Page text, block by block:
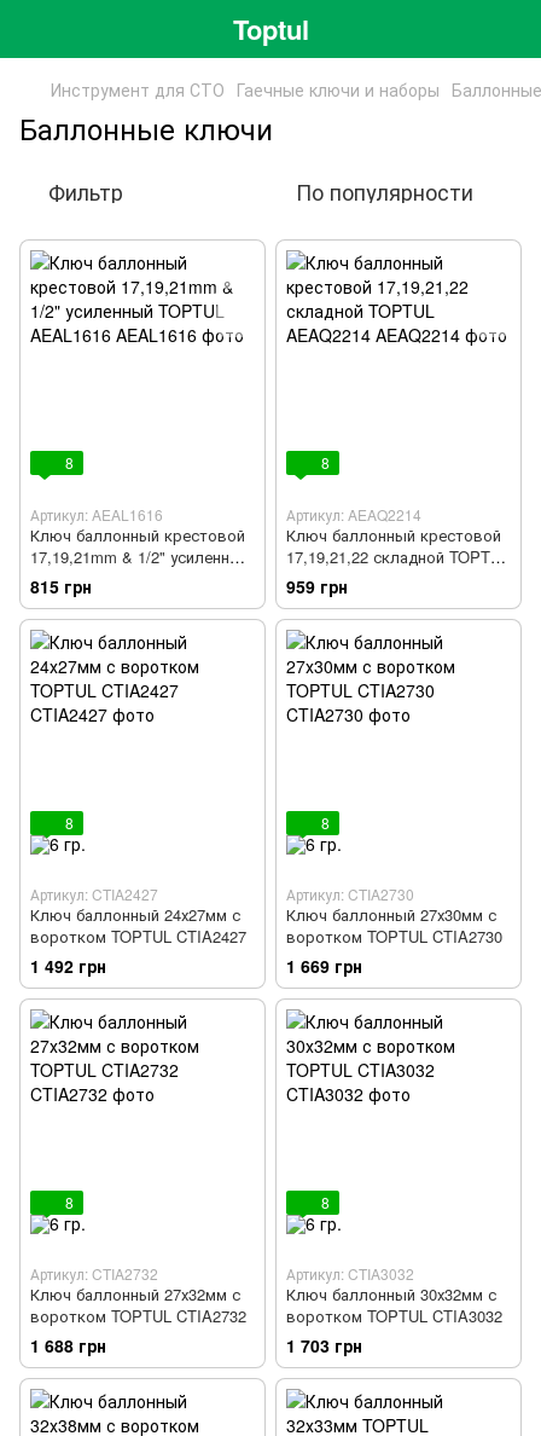
Toptul
Инструмент для СТО Гаечные ключи и наборы
Баллонные ключи
Фильтр По популярности
8
Артикул: AEAL1616
Ключ баллонный крестовой
17,19,21mm & 1/2" усиленный
TOPTUL AEAL1616
815 грн
8
Артикул: AEAQ2214
Ключ баллонный крестовой
17,19,21,22 складной TOPTUL
AEAQ2214
959 грн
8
Артикул: CTIA2427
Ключ баллонный 24х27мм с
воротком TOPTUL CTIA2427
1 492 грн
8
Артикул: CTIA2730
Ключ баллонный 27х30мм с
воротком TOPTUL CTIA2730
1 669 грн
8
Артикул: CTIA2732
Ключ баллонный 27х32мм с
воротком TOPTUL CTIA2732
1 688 грн
8
Артикул: CTIA3032
Ключ баллонный 30х32мм с
воротком TOPTUL CTIA3032
1 703 грн